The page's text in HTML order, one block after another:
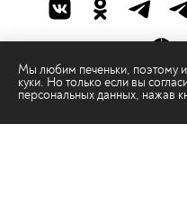
Мы любим печеньки, поэтому
куки. Но только если вы
персональных данных, нажав
© ООО